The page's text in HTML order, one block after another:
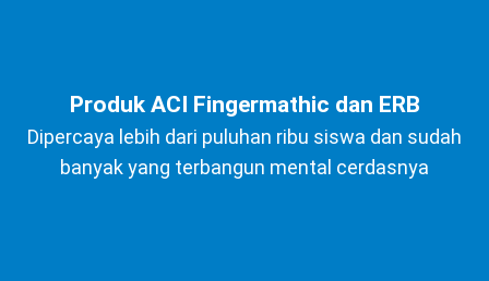
Produk ACI Fingermathic dan ERB
Dipercaya lebih dari puluhan ribu siswa dan sudah
banyak yang terbangun mental cerdasnya